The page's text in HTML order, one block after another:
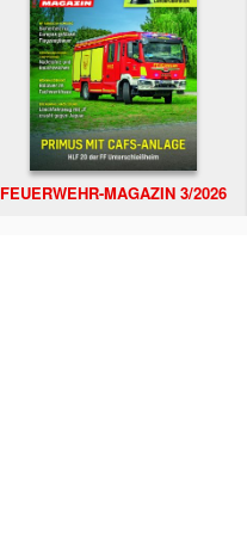
FEUERWEHR-MAGAZIN 3/2026